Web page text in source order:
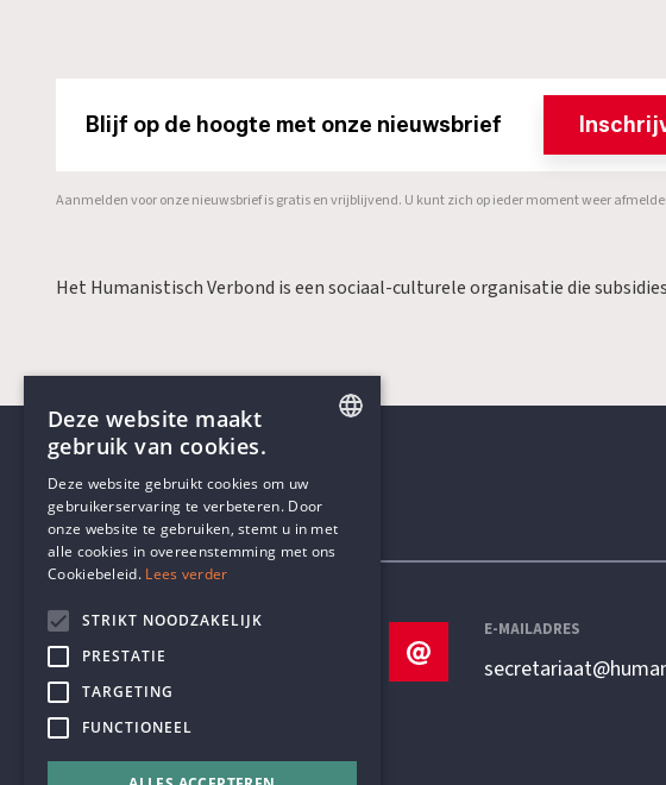
Blijf op de hoogte met onze nieuwsbrief
Aanmelden voor onze nieuwsbrief is gratis en vrijblijvend. U kunt zich op ieder moment weer
Het Humanistisch Verbond is een sociaal-culturele organisatie die
Contactgegevens
TELEFOON
+32 3 233 70 32
E-MAILADRES
DUTCH
Deze website maakt
gebruik van cookies.
Deze website gebruikt cookies om uw
gebruikerservaring te verbeteren. Door
onze website te gebruiken, stemt u in met
alle cookies in overeenstemming met ons
Cookiebeleid. Lees verder
STRIKT NOODZAKELIJK
PRESTATIE
TARGETING
FUNCTIONEEL